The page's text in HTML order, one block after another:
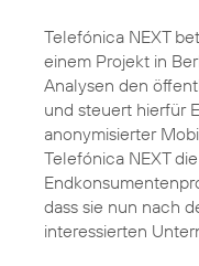
Telefónica NEXT
einem Projekt in
Analysen den
und steuert hierfür
anonymisierter
Telefónica NEXT
dass sie nun nach
interessierten